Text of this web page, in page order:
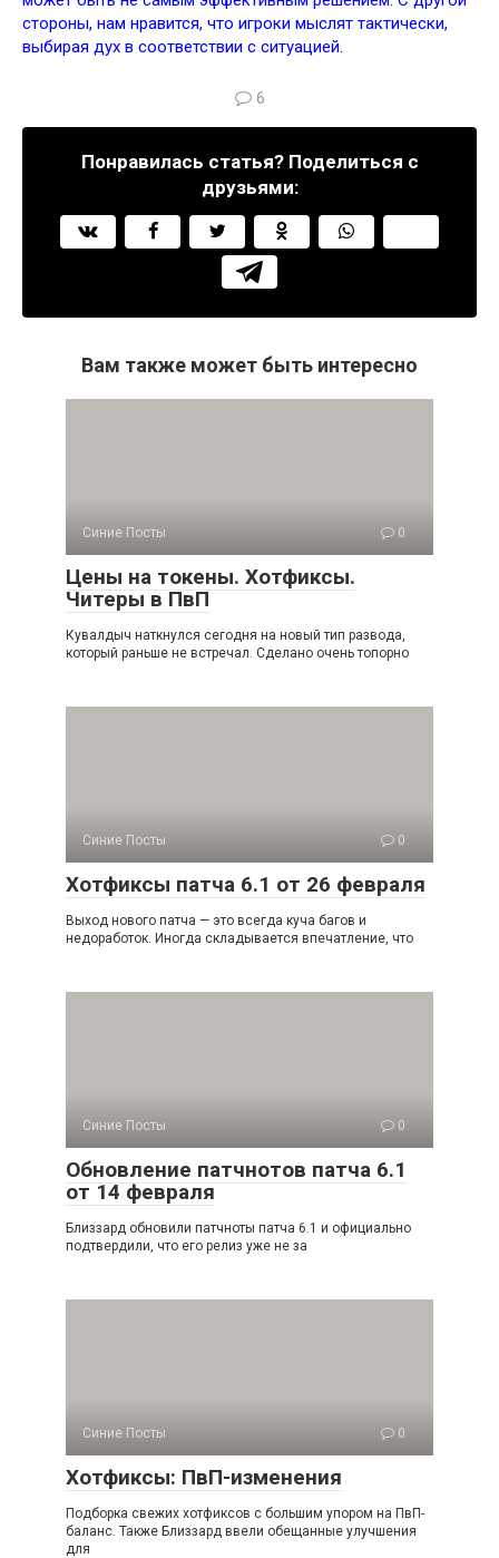
стороны, нам нравится, что игроки мыслят тактически,
выбирая дух в соответствии с ситуацией.
6
Понравилась статья? Поделиться с
друзьями:
Вам также может быть интересно
Синие Посты 0
Цены на токены. Хотфиксы.
Читеры в ПвП
Кувалдыч наткнулся сегодня на новый тип развода,
который раньше не встречал. Сделано очень топорно
Синие Посты 0
Хотфиксы патча 6.1 от 26 февраля
Выход нового патча — это всегда куча багов и
недоработок. Иногда складывается впечатление, что
Синие Посты 0
Обновление патчнотов патча 6.1
от 14 февраля
Близзард обновили патчноты патча 6.1 и официально
подтвердили, что его релиз уже не за
Синие Посты 0
Хотфиксы: ПвП-изменения
Подборка свежих хотфиксов с большим упором на ПвП-
баланс. Также Близзард ввели обещанные улучшения
для